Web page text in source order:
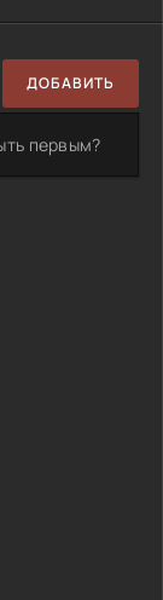
ДОБАВИТЬ
первым?